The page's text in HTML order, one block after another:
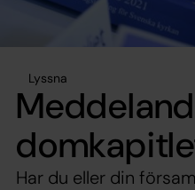
Lyssna
Har du eller din